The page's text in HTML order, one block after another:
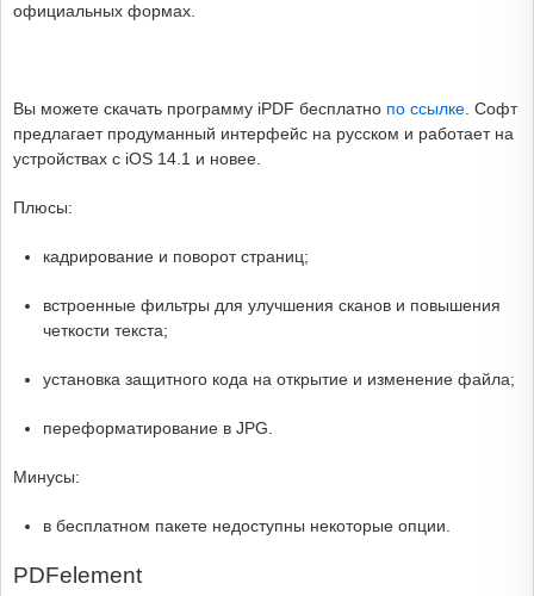
официальных формах.
Вы можете скачать программу iPDF бесплатно по ссылке . Софт
предлагает продуманный интерфейс на русском и работает на
устройствах с iOS 14.1 и новее.
Плюсы:
кадрирование и поворот страниц;
встроенные фильтры для улучшения сканов и повышения
четкости текста;
установка защитного кода на открытие и изменение файла;
переформатирование в JPG.
Минусы:
в бесплатном пакете недоступны некоторые опции.
PDFelement